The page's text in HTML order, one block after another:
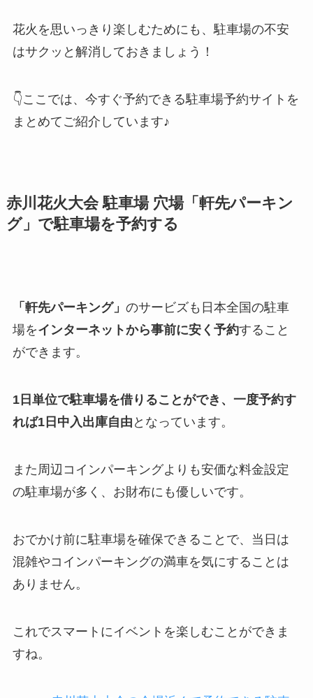
花火を思いっきり楽しむためにも、駐車場の不安
はサクッと解消しておきましょう！
👇ここでは、今すぐ予約できる駐車場予約サイトを
まとめてご紹介しています♪
赤川花火大会駐車場 穴場「軒先パーキン
グ」で駐車場を予約する
「軒先パーキング」 のサービズも日本全国の駐車
場をインターネットから事前に安く予約すること
ができます。
1日単位で駐車場を借りることができ、一度予約す
れば1日中入出庫自由 となっています。
また周辺コインパーキングよりも安価な料金設定
の駐車場が多く、お財布にも優しいです。
おでかけ前に駐車場を確保できることで、当日は
混雑やコインパーキングの満車を気にすることは
ありません。
これでスマートにイベントを楽しむことができま
すね。